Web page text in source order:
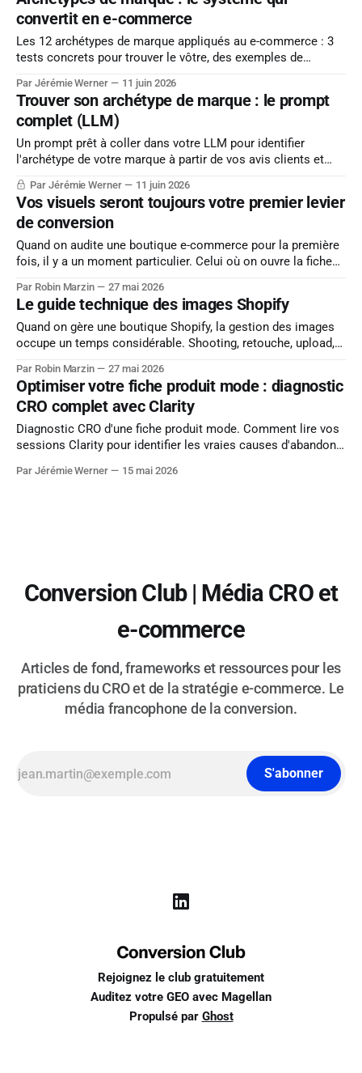
convertit en e-commerce
Les 12 archétypes de marque appliqués au e-commerce : 3
tests concrets pour trouver le vôtre, des exemples de
Par Jérémie Werner 11 juin 2026
Trouver son archétype de marque : le prompt
complet (LLM)
Un prompt prêt à coller dans votre LLM pour identifier
l'archétype de votre marque à partir de vos avis clients et
Par Jérémie Werner 11 juin 2026
Vos visuels seront toujours votre premier levier
de conversion
Quand on audite une boutique e-commerce pour la première
fois, il y a un moment particulier. Celui où on ouvre la fiche
parfois difficile à mesurer. Les temps de chargement sont
corrects, le thème est propre, la description
Par Robin Marzin 27 mai 2026
Le guide technique des images Shopify
Quand on gère une boutique Shopify, la gestion des images
occupe un temps considérable. Shooting, retouche, upload,
les fichiers sont bien préparés. Quand ils ne le sont pas, les
conséquences s'accumulent discrètement : pages lentes,
visuels flous sur certains écrans,
Par Robin Marzin 27 mai 2026
Optimiser votre fiche produit mode : diagnostic
CRO complet avec Clarity
Diagnostic CRO d'une fiche produit mode. Comment lire vos
sessions Clarity pour identifier les vraies causes d'abandon
Par Jérémie Werner 15 mai 2026
Conversion Club | Média CRO et
e-commerce
Articles de fond, frameworks et ressources pour les
praticiens du CRO et de la stratégie e-commerce. Le
média francophone de la conversion.
S'abonner
Rejoignez le club gratuitement
Auditez votre GEO avec Magellan
Propulsé par Ghost